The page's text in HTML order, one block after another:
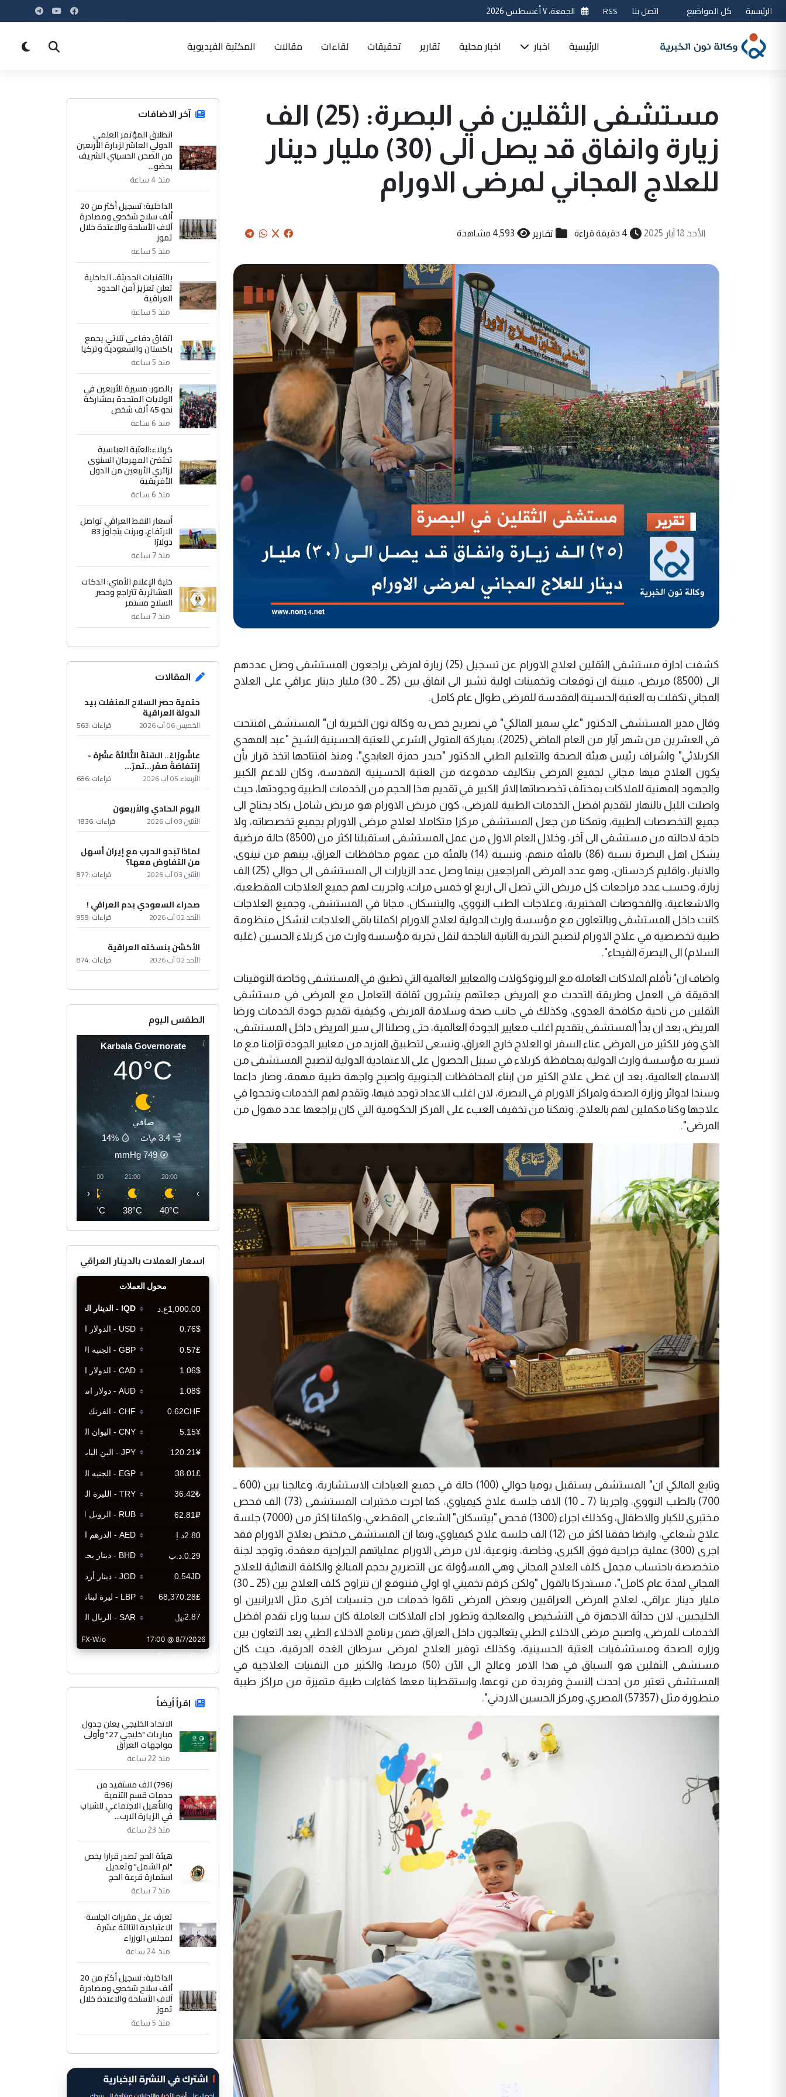
الرئيسية كل المواضيع اتصل بنا RSS الجمعة، ٧ أغسطس 2026
الرئيسية اخبار اخبار محلية تقارير تحقيقات لقاءات مقالات المكتبة الفيديوية
مستشفى الثقلين في البصرة: (25) الف
زيارة وانفاق قد يصل الى (30) مليار دينار
للعلاج المجاني لمرضى الاورام
الأحد 18 آيار 2025 4 دقيقة قراءة تقارير 4,593 مشاهدة
كشفت ادارة مستشفى الثقلين لعلاج الاورام عن تسجيل (25) زيارة لمرضى يراجعون المستشفى وصل عددهم
الى (8500) مريض، مبينة ان توقعات وتخمينات اولية تشير الى انفاق بين (25 ــ 30) مليار دينار عراقي على العلاج
المجاني تكفلت به العتبة الحسينة المقدسة للمرضى طوال عام كامل.
وقال مدير المستشفى الدكتور "علي سمير المالكي" في تصريح خص به وكالة نون الخبرية ان" المستشفى افتتحت
في العشرين من شهر آيار من العام الماضي (2025)، بمباركة المتولي الشرعي للعتبة الحسينية الشيخ "عبد المهدي
الكربلائي" واشراف رئيس هيئة الصحة والتعليم الطبي الدكتور "حيدر حمزة العابدي"، ومنذ افتتاحها اتخذ قرار بأن
يكون العلاج فيها مجاني لجميع المرضى بتكاليف مدفوعة من العتبة الحسينية المقدسة، وكان للدعم الكبير
والجهود المهنية للملاكات بمختلف تخصصاتها الاثر الكبير في تقديم هذا الحجم من الخدمات الطبية وجودتها، حيث
واصلت الليل بالنهار لتقديم افضل الخدمات الطبية للمرضى، كون مريض الاورام هو مريض شامل يكاد يحتاج الى
جميع التخصصات الطبية، وتمكنا من جعل المستشفى مركزا متكاملا لعلاج مرضى الاورام بجميع تخصصاته، ولا
حاجة لاحالته من مستشفى الى آخر، وخلال العام الاول من عمل المستشفى استقبلنا اكثر من (8500) حالة مرضية
يشكل اهل البصرة نسبة (86) بالمئة منهم، ونسبة (14) بالمئة من عموم محافظات العراق، بينهم من نينوى،
والانبار، واقليم كردستان، وهو عدد المرضى المراجعين بينما وصل عدد الزيارات الى المستشفى الى حوالي (25) الف
زيارة، وحسب عدد مراجعات كل مريض التي تصل الى اربع او خمس مرات، واجريت لهم جميع العلاجات المقطعية،
والاشعاعية، والفحوصات المختبرية، وعلاجات الطب النووي، والبتسكان، مجانا في المستشفى، وجميع العلاجات
كانت داخل المستشفى وبالتعاون مع مؤسسة وارث الدولية لعلاج الاورام اكملنا باقي العلاجات لنشكل منظومة
طبية تخصصية في علاج الاورام لتصبح التجربة الثانية الناجحة لنقل تجربة مؤسسة وارث من كربلاء الحسين (عليه
السلام) الى البصرة الفيحاء".
واضاف ان" تأقلم الملاكات العاملة مع البروتوكولات والمعايير العالمية التي تطبق في المستشفى وخاصة التوقيتات
الدقيقة في العمل وطريقة التحدث مع المريض جعلتهم ينشرون ثقافة التعامل مع المرضى في مستشفى
الثقلين من ناحية مكافحة العدوى، وكذلك في جانب صحة وسلامة المريض، وكيفية تقديم جودة الخدمات ورضا
المريض، بعد ان بدأ المستشفى بتقديم اغلب معايير الجودة العالمية، حتى وصلنا الى سير المريض داخل المستشفى،
الذي وفر للكثير من المرضى عناء السفر او العلاج خارج العراق، ونسعى لتطبيق المزيد من معايير الجودة تزامنا مع ما
تسير به مؤسسة وارث الدولية بمحافظة كربلاء في سبيل الحصول على الاعتمادية الدولية لتصبح المستشفى من
الاسماء العالمية، بعد ان غطى علاج الكثير من ابناء المحافظات الجنوبية واصبح واجهة طبية مهمة، وصار داعما
وسندا لدوائر وزارة الصحة ولمراكز الاورام في البصرة، لان اغلب الاعداد توجد فيها، وتقدم لهم الخدمات ونجحوا في
علاجها وكنا مكملين لهم بالعلاج، وتمكنا من تخفيف العبء على المركز الحكومية التي كان يراجعها عدد مهول من
المرضى".
وتابع المالكي ان" المستشفى يستقبل يوميا حوالي (100) حالة في جميع العيادات الاستشارية، وعالجنا بين (600 ــ
700) بالطب النووي، واجرينا (7 ــ 10) الاف جلسة علاج كيمياوي، كما اجرت مختبرات المستشفى (73) الف فحص
مختبري للكبار والاطفال، وكذلك اجراء (1300) فحص "بيتسكان" الشعاعي المقطعي، واكملنا اكثر من (7000) جلسة
علاج شعاعي، وايضا حققنا اكثر من (12) الف جلسة علاج كيمياوي، وبما ان المستشفى مختص بعلاج الاورام فقد
اجرى (300) عملية جراحية فوق الكبرى، وخاصة، ونوعية، لان مرضى الاورام عملياتهم الجراحية معقدة، وتوجد لجنة
متخصصة باحتساب مجمل كلف العلاج المجاني وهي المسؤولة عن التصريح بحجم المبالغ والكلفة النهائية للعلاج
المجاني لمدة عام كامل"، مستدركا بالقول "ولكن كرقم تخميني او اولي فنتوقع ان تتراوح كلف العلاج بين (25 ــ 30)
مليار دينار عراقي، لعلاج المرضى العراقيين وبعض المرضى تلقوا خدمات من جنسيات اخرى مثل الايرانيين او
الخليجيين، لان حداثة الاجهزة في التشخيص والمعالجة وتطور اداء الملاكات العاملة كان سببا وراء تقدم افضل
الخدمات للمرضى، واصبح مرضى الاخلاء الطبي يتعالجون داخل العراق ضمن برنامج الاخلاء الطبي بعد التعاون بين
وزارة الصحة ومستشفيات العتية الحسينية، وكذلك توفير العلاج لمرضى سرطان الغدة الدرقية، حيث كان
مستشفى الثقلين هو السباق في هذا الامر وعالج الى الآن (50) مريضا، والكثير من التقنيات العلاجية في
المستشفى تعتبر من احدث النسخ وفريدة من نوعها، واستقطبنا معها كفاءات طبية متميزة من مراكز طبية
متطورة مثل (57357) المصري، ومركز الحسين الاردني".
آخر الاضافات
انطلاق المؤتمر العلمي
الدولي العاشر لزيارة الأربعين
من الصحن الحسيني الشريف
بحضو...
منذ 4 ساعة
الداخلية: تسجيل أكثر من 20
ألف سلاح شخصي ومصادرة
آلاف الأسلحة والاعتدة خلال
تموز
منذ 5 ساعة
بالتقنيات الحديثة.. الداخلية
تعلن تعزيز أمن الحدود
العراقية
منذ 5 ساعة
اتفاق دفاعي ثلاثي يجمع
باكستان والسعودية وتركيا
منذ 5 ساعة
بالصور: مسيرة للأربعين في
الولايات المتحدة بمشاركة
نحو 45 ألف شخص
منذ 6 ساعة
كربلاء:العتبة العباسية
تحتضن المهرجان السنوي
لزائري الأربعين من الدول
الأفريقية
منذ 6 ساعة
أسعار النفط العراقي تواصل
الارتفاع، وبرنت يتجاوز 83
دولارًا
منذ 7 ساعة
خلية الإعلام الأمني: الدكات
العشائرية تتراجع وحصر
السلاح مستمر
منذ 7 ساعة
المقالات
حتمية حصر السلاح المنفلت بيد
الدولة العراقية
الخميس 06 آب 2026 قراءات :563
عاشُورْاءُ.. السّنَةُ الثّالثةَ عشَرَة -
إِنتفاضةُ صفَر…تمرّ...
الأربعاء 05 آب 2026 قراءات :686
اليوم الحادي والأربعون
الأثنين 03 آب 2026 قراءات :1836
لماذا تبدو الحرب مع إيران أسهل
من التفاوض معها؟
الأثنين 03 آب 2026 قراءات :877
صحراء السعودي بدم العراقي !
الأحد 02 آب 2026 قراءات :959
الأكشن بنسخته العراقية
الأحد 02 آب 2026 قراءات :874
الطقس اليوم
Karbala Governorate
40°C
صافي
3.4 م\ث
14%
749
mmHg
20:00
40°C
21:00
38°C
22:00
37°C
‹ ›
اسعار العملات بالدينار العراقي
CurrencyRate
اقرأ أيضاً
الاتحاد الخليجي يعلن جدول
مباريات "خليجي 27" وأولى
مواجهات العراق
منذ 22 ساعة
(796) الف مستفيد من
خدمات قسم التنمية
والتأهيل الاجتماعي للشباب
في الزيارة الارب...
منذ 23 ساعة
هيئة الحج تصدر قرارا يخص
"لم الشمل" وتعديل
استمارة قرعة الحج
منذ 7 ساعة
تعرف على مقررات الجلسة
الاعتيادية الثالثة عشرة
لمجلس الوزراء
منذ 24 ساعة
الداخلية: تسجيل أكثر من 20
ألف سلاح شخصي ومصادرة
آلاف الأسلحة والاعتدة خلال
تموز
منذ 5 ساعة